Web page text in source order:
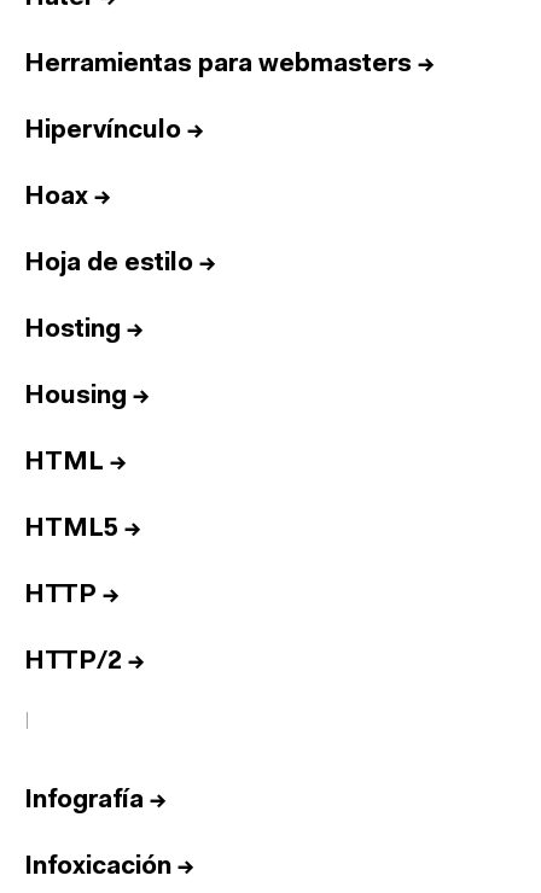
Herramientas para webmasters →
Hipervínculo →
Hoax →
Hoja de estilo →
Hosting →
Housing →
HTML →
HTML5 →
HTTP →
HTTP/2 →
I
Infografía →
Infoxicación →